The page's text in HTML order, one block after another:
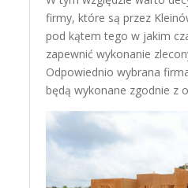
firmy, które są przez
pod kątem tego w jakim
zapewnić wykonanie
Odpowiednio wybrana
będą wykonane zgodnie z